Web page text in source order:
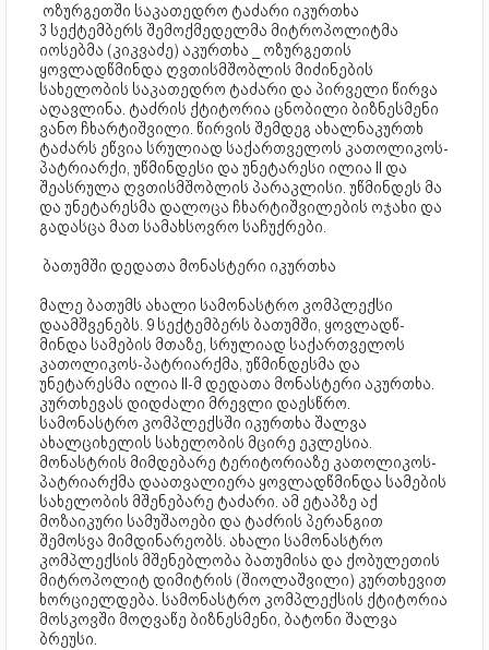
ოზურგეთში საკათედრო ტაძარი იკურთხა
3 სექტემბერს შემოქმედელმა მიტროპოლიტმა
იოსებმა (კიკვაძე) აკურთხა _ ოზურგეთის
ყოვლადწმინდა ღვთისმშობლის მიძინების
სახელობის საკათედრო ტაძარი და პირველი წირვა
აღავლინა. ტაძრის ქტიტორია ცნობილი ბიზნესმენი
ვანო ჩხარტიშვილი. წირვის შემდეგ ახალნაკურთხ
ტაძარს ეწვია სრულიად საქართველოს კათოლიკოს-
პატრიარქი, უწმინდესი და უნეტარესი ილია II და
შეასრულა ღვთისმშობლის პარაკლისი. უწმინდეს მა
და უნეტარესმა დალოცა ჩხარტიშვილების ოჯახი და
გადასცა მათ სამახსოვრო საჩუქრები.
ბათუმში დედათა მონასტერი იკურთხა
მალე ბათუმს ახალი სამონასტრო კომპლექსი
დაამშვენებს. 9 სექტემბერს ბათუმში, ყოვლადწ-
მინდა სამების მთაზე, სრულიად საქართველოს
კათოლიკოს-პატრიარქმა, უწმინდესმა და
უნეტარესმა ილია II-მ დედათა მონასტერი აკურთხა.
კურთხევას დიდძალი მრევლი დაესწრო.
სამონასტრო კომპლექსში იკურთხა შალვა
ახალციხელის სახელობის მცირე ეკლესია.
მონასტრის მიმდებარე ტერიტორიაზე კათოლიკოს-
პატრიარქმა დაათვალიერა ყოვლადწმინდა სამების
სახელობის მშენებარე ტაძარი. ამ ეტაპზე აქ
მოზაიკური სამუშაოები და ტაძრის პერანგით
შემოსვა მიმდინარეობს. ახალი სამონასტრო
კომპლექსის მშენებლობა ბათუმისა და ქობულეთის
მიტროპოლიტ დიმიტრის (შიოლაშვილი) კურთხევით
ხორციელდება. სამონასტრო კომპლექსის ქტიტორია
მოსკოვში მოღვაწე ბიზნესმენი, ბატონი შალვა
ბრეუსი.